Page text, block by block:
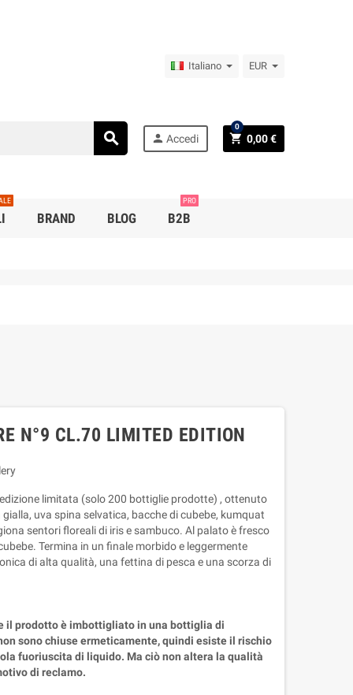
Italiano EUR
search person Accedi shopping_cart 0,00 €
0
BRAND BLOG B2B
PRO
N°9 CL.70 LIMITED EDITION
limitata (solo 200 bottiglie prodotte) , ottenuto
uva spina selvatica, bacche di cubebe, kumquat
sentori floreali di iris e sambuco. Al palato è fresco
Termina in un finale morbido e leggermente
di alta qualità, una fettina di pesca e una scorza di
il prodotto è imbottigliato in una bottiglia di
sono chiuse ermeticamente, quindi esiste il rischio
fuoriuscita di liquido. Ma ciò non altera la qualità
di reclamo.